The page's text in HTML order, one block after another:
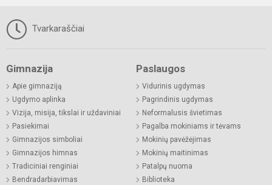
Tvarkaraščiai
Gimnazija
Apie gimnaziją
Ugdymo aplinka
Vizija, misija, tikslai ir uždaviniai
Pasiekimai
Gimnazijos simboliai
Gimnazijos himnas
Tradiciniai renginiai
Bendradarbiavimas
Paslaugos
Vidurinis ugdymas
Pagrindinis ugdymas
Neformalusis švietimas
Pagalba mokiniams ir tėvams
Mokinių pavėžėjimas
Mokinių maitinimas
Patalpų nuoma
Biblioteka